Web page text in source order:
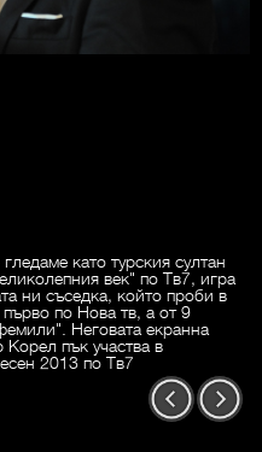
като турския султан
век" по Тв7, игра
ни съседка, който проби в
по Нова тв, а от 9
Неговата екранна
пък участва в
2013 по Тв7